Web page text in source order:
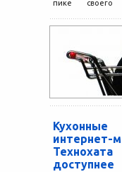
пике своего
самых
больше
интернет-
доступнее